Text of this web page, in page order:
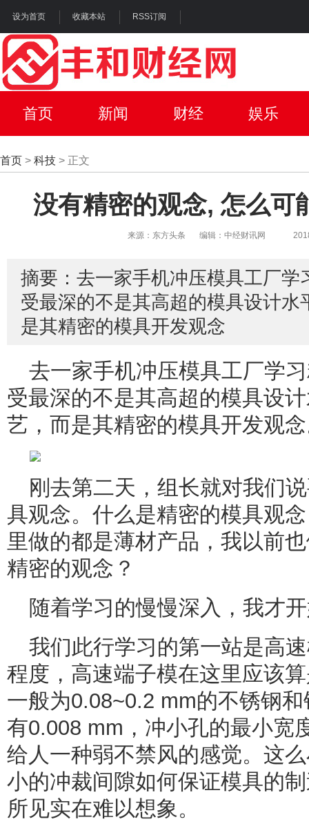
设为首页 收藏本站 RSS订阅
首页 新闻 财经 娱乐
首页 > 科技 > 正文
没有精密的观念, 怎么可
来源：东方头条 编辑：中经财讯网
摘要：去一家手机冲压模具工厂学
受最深的不是其高超的模具设计
是其精密的模具开发观念
去一家手机冲压模具工厂学
受最深的不是其高超的模具设
艺，而是其精密的模具开发观
刚去第二天，组长就对我们
具观念。什么是精密的模具观
里做的都是薄材产品，我以前
精密的观念？
随着学习的慢慢深入，我才
我们此行学习的第一站是高
程度，高速端子模在这里应该
一般为0.08~0.2 mm的不锈钢
有0.008 mm，冲小孔的最小宽
给人一种弱不禁风的感觉。这
小的冲裁间隙如何保证模具的
所见实在难以想象。